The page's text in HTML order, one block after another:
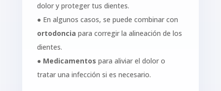
dolor y proteger tus dientes.
● En algunos casos, se puede combinar con
ortodoncia para corregir la alineación de los
dientes.
● Medicamentos para aliviar el dolor o
tratar una infección si es necesario.